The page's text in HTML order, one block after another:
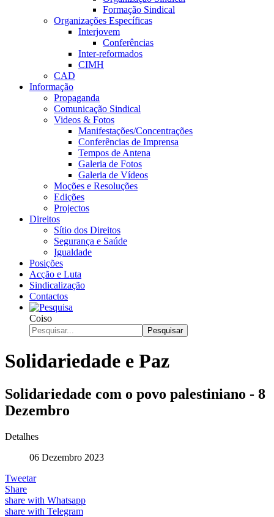
Formação Sindical
Organizações Específicas
Interjovem
Conferências
Inter-reformados
CIMH
CAD
Informação
Propaganda
Comunicação Sindical
Videos & Fotos
Manifestações/Concentrações
Conferências de Imprensa
Tempos de Antena
Galeria de Fotos
Galeria de Vídeos
Moções e Resoluções
Edições
Projectos
Direitos
Sítio dos Direitos
Segurança e Saúde
Igualdade
Posições
Acção e Luta
Sindicalização
Contactos
Coiso
Pesquisar
Solidariedade e Paz
Solidariedade com o povo palestiniano - 8
Dezembro
Detalhes
06 Dezembro 2023
Tweetar
Share
share with Whatsapp
share with Telegram